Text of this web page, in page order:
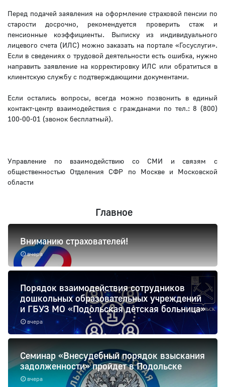
Перед подачей заявления на оформление страховой пенсии по
старости досрочно, рекомендуется проверить стаж и
пенсионные коэффициенты. Выписку из индивидуального
лицевого счета (ИЛС) можно заказать на портале «Госуслуги».
Если в сведениях о трудовой деятельности есть ошибка, нужно
направить заявление на корректировку ИЛС или обратиться в
клиентскую службу с подтверждающими документами.
Если остались вопросы, всегда можно позвонить в единый
контакт-центр взаимодействия с гражданами по тел.: 8 (800)
100-00-01 (звонок бесплатный).
Управление по взаимодействию со СМИ и связям с
общественностью Отделения СФР по Москве и Московской
области
Главное
вчера
Вниманию страхователей!
вчера
Порядок взаимодействия сотрудников
дошкольных образовательных учреждений
и ГБУЗ МО «Подольская детская больница»
вчера
Семинар «Внесудебный порядок взыскания
задолженности» пройдет в Подольске